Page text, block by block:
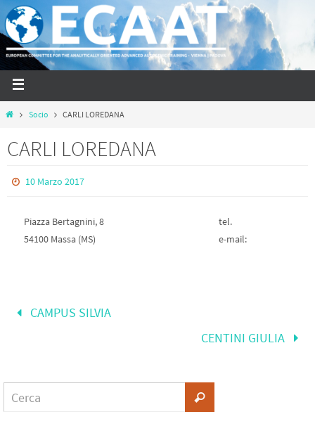
Socio CARLI LOREDANA
CARLI LOREDANA
10 Marzo 2017
Piazza Bertagnini, 8
54100 Massa (MS)
tel.
e-mail:
CAMPUS SILVIA
CENTINI GIULIA